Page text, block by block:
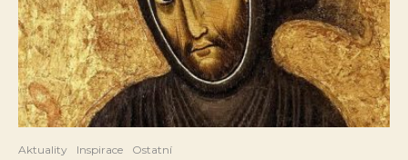
Aktuality Inspirace Ostatní